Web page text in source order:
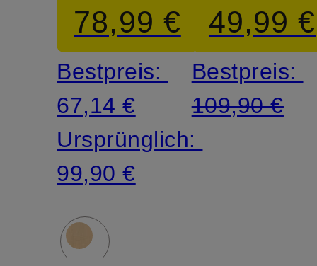
Fit78,99 €
Bestpreis:
67,14 €
Ursprünglich:
99,90 €
Frottee
49,99 €
Bestpreis:
109,90 €